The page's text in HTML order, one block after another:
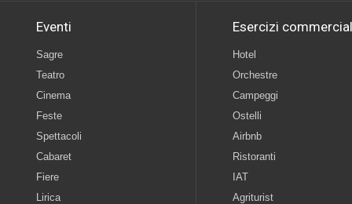
Eventi
Sagre
Teatro
Cinema
Feste
Spettacoli
Cabaret
Fiere
Lirica
Esercizi
Hotel
Orchestre
Campeggi
Ostelli
Airbnb
Ristoranti
IAT
Agriturist